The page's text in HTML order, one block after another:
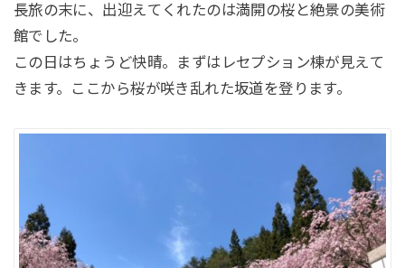
長旅の末に、出迎えてくれたのは満開の桜と絶景の美術
館でした。
この日はちょうど快晴。まずはレセプション棟が見えて
きます。ここから桜が咲き乱れた坂道を登ります。